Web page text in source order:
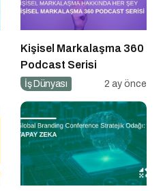
Kişisel Markalaşma 360
Podcast Serisi
İş Dünyası 2 ay önce